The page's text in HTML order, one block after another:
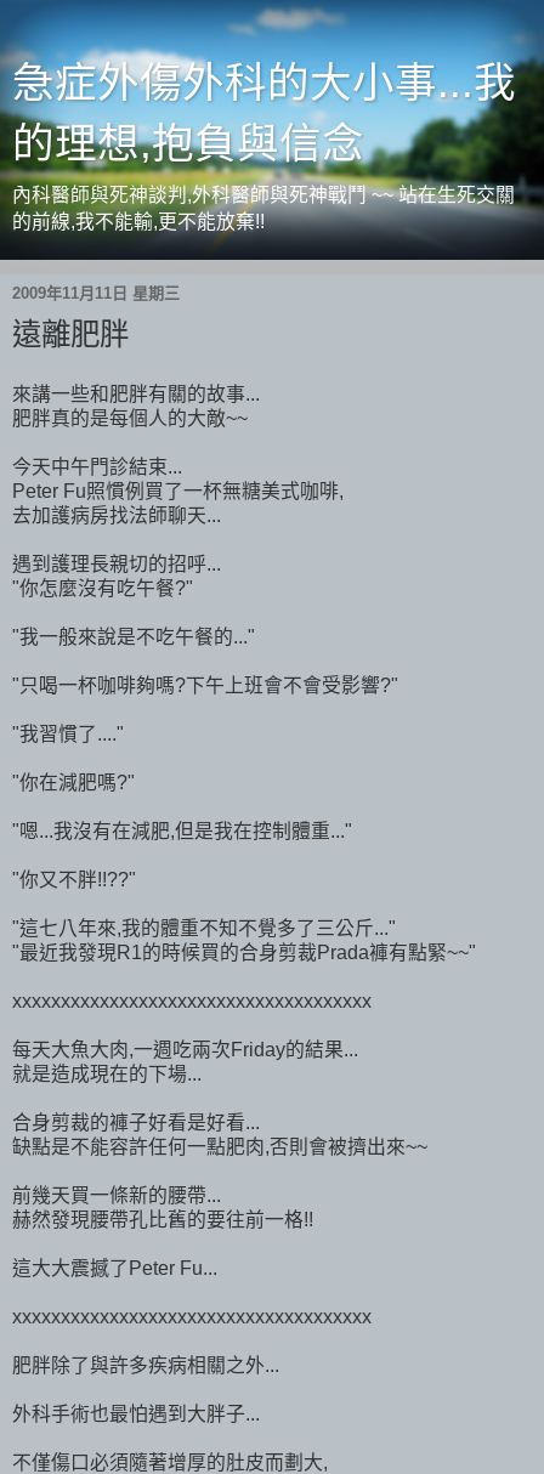
急症外傷外科的大小事...我
的理想,抱負與信念
內科醫師與死神談判,外科醫師與死神戰鬥 ~~ 站在生死交關
的前線,我不能輸,更不能放棄!!
2009年11月11日 星期三
遠離肥胖
來講一些和肥胖有關的故事...
肥胖真的是每個人的大敵~~
今天中午門診結束...
Peter Fu照慣例買了一杯無糖美式咖啡,
去加護病房找法師聊天...
遇到護理長親切的招呼...
"你怎麼沒有吃午餐?"
"我一般來說是不吃午餐的..."
"只喝一杯咖啡夠嗎?下午上班會不會受影響?"
"我習慣了...."
"你在減肥嗎?"
"嗯...我沒有在減肥,但是我在控制體重..."
"你又不胖!!??"
"這七八年來,我的體重不知不覺多了三公斤..."
"最近我發現R1的時候買的合身剪裁Prada褲有點緊~~"
xxxxxxxxxxxxxxxxxxxxxxxxxxxxxxxxxxxxx
每天大魚大肉,一週吃兩次Friday的結果...
就是造成現在的下場...
合身剪裁的褲子好看是好看...
缺點是不能容許任何一點肥肉,否則會被擠出來~~
前幾天買一條新的腰帶...
赫然發現腰帶孔比舊的要往前一格!!
這大大震撼了Peter Fu...
xxxxxxxxxxxxxxxxxxxxxxxxxxxxxxxxxxxxx
肥胖除了與許多疾病相關之外...
外科手術也最怕遇到大胖子...
不僅傷口必須隨著增厚的肚皮而劃大,